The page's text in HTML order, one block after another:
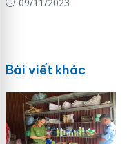
Bài viết khác